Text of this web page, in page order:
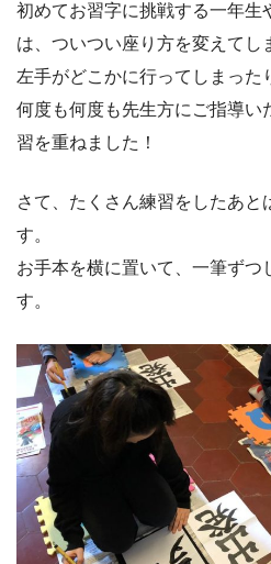
初めてお習字に挑戦する一年生
は、ついつい座り方を変えてし
左手がどこかに行ってしまった
何度も何度も先生方にご指導い
習を重ねました！
さて、たくさん練習をしたあ
す。
お手本を横に置いて、一筆ずつ
す。